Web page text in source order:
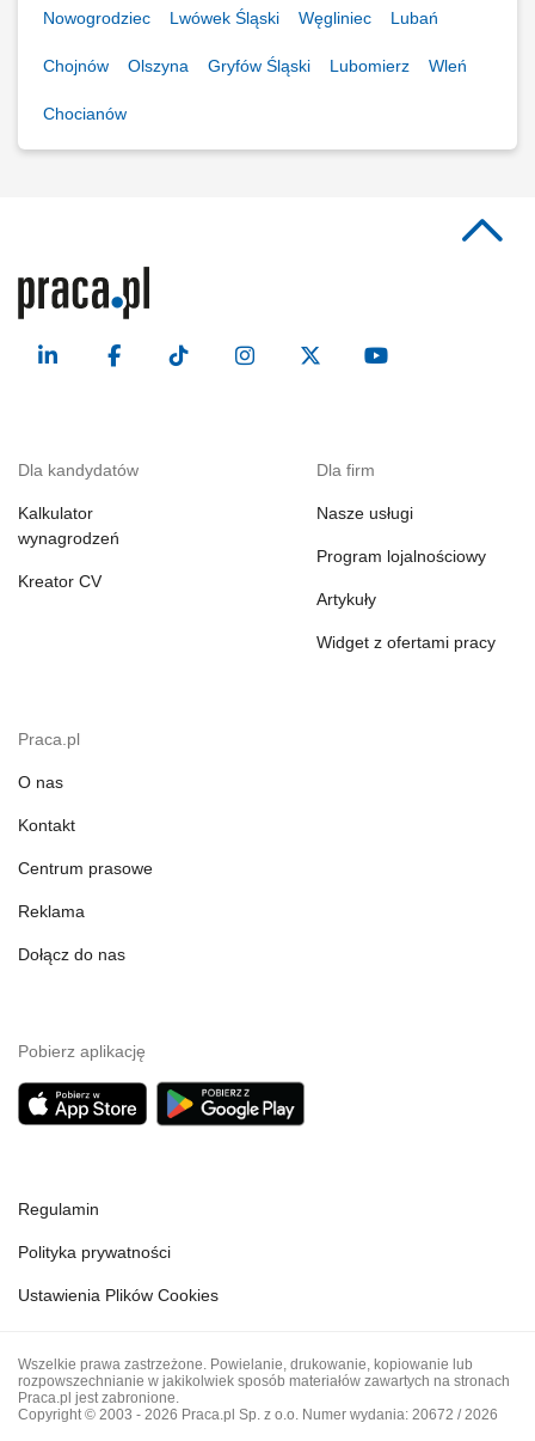
Nowogrodziec Lwówek Śląski Węgliniec Lubań
Chojnów Olszyna Gryfów Śląski Lubomierz Wleń
Chocianów
Dla kandydatów
Kalkulator
wynagrodzeń
Kreator CV
Dla firm
Nasze usługi
Program lojalnościowy
Artykuły
Widget z ofertami pracy
Praca.pl
O nas
Kontakt
Centrum prasowe
Reklama
Dołącz do nas
Pobierz aplikację
Regulamin
Polityka prywatności
Ustawienia Plików Cookies
Wszelkie prawa zastrzeżone. Powielanie, drukowanie, kopiowanie lub
rozpowszechnianie w jakikolwiek sposób materiałów zawartych na stronach
Praca.pl jest zabronione.
Copyright © 2003 - 2026 Praca.pl Sp. z o.o. Numer wydania: 20672 / 2026